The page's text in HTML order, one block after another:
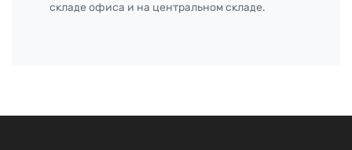
складе офиса и на центральном складе.